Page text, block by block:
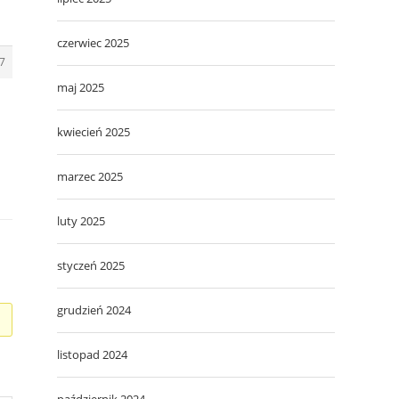
czerwiec 2025
maj 2025
kwiecień 2025
marzec 2025
luty 2025
styczeń 2025
grudzień 2024
listopad 2024